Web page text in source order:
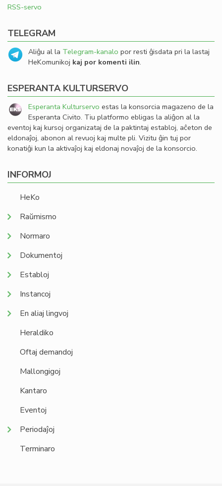
RSS-servo
TELEGRAM
Aliĝu al la Telegram-kanalo por resti ĝisdata pri la lastaj
HeKomunikoj kaj por komenti ilin.
ESPERANTA KULTURSERVO
Esperanta Kulturservo estas la konsorcia magazeno de la
Esperanta Civito. Tiu platformo ebligas la aliĝon al la
eventoj kaj kursoj organizataj de la paktintaj establoj, aĉeton de
eldonaĵoj, abonon al revuoj kaj multe pli. Vizitu ĝin tuj por
konatiĝi kun la aktivaĵoj kaj eldonaj novaĵoj de la konsorcio.
INFORMOJ
HeKo
Raŭmismo
Normaro
Dokumentoj
Establoj
Instancoj
En aliaj lingvoj
Heraldiko
Oftaj demandoj
Mallongigoj
Kantaro
Eventoj
Periodaĵoj
Terminaro